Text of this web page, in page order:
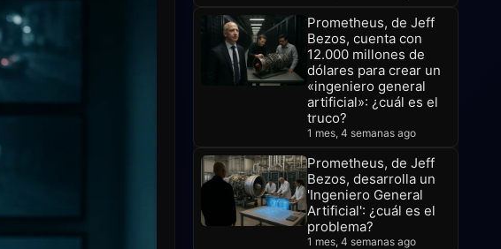
Prometheus, de Jeff
Bezos, cuenta con
12.000 millones de
dólares para crear un
«ingeniero general
artificial»: ¿cuál es el
truco?
1 mes, 4 semanas ago
Prometheus, de Jeff
Bezos, desarrolla un
'Ingeniero General
Artificial': ¿cuál es el
problema?
1 mes, 4 semanas ago